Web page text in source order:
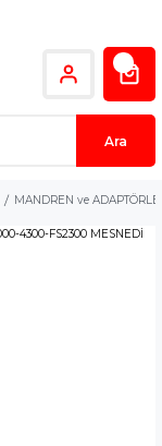
Ara
MANDREN ve